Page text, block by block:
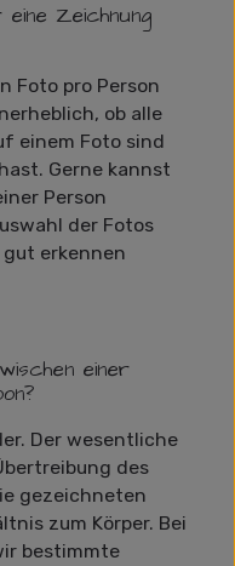
Zeichnung
Foto pro Person
ob alle
einem Foto sind
Gerne kannst
Person
der Fotos
erkennen
einer
Der wesentliche
des
gezeichneten
zum Körper. Bei
bestimmte